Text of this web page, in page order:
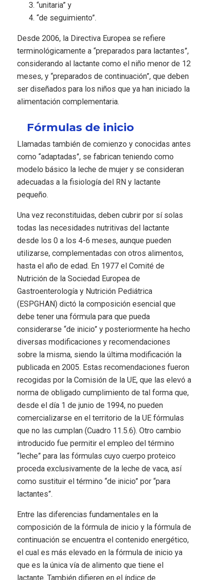
“unitaria” y
“de seguimiento”.
Desde 2006, la Directiva Europea se refiere
terminológicamente a “preparados para lactantes”,
considerando al lactante como el niño menor de 12
meses, y “preparados de continuación”, que deben
ser diseñados para los niños que ya han iniciado la
alimentación complementaria.
Fórmulas de inicio
Llamadas también de comienzo y conocidas antes
como “adaptadas”, se fabrican teniendo como
modelo básico la leche de mujer y se consideran
adecuadas a la fisiología del RN y lactante
pequeño.
Una vez reconstituidas, deben cubrir por sí solas
todas las necesidades nutritivas del lactante
desde los 0 a los 4-6 meses, aunque pueden
utilizarse, complementadas con otros alimentos,
hasta el año de edad. En 1977 el Comité de
Nutrición de la Sociedad Europea de
Gastroenterología y Nutrición Pediátrica
(ESPGHAN) dictó la composición esencial que
debe tener una fórmula para que pueda
considerarse “de inicio” y posteriormente ha hecho
diversas modificaciones y recomendaciones
sobre la misma, siendo la última modificación la
publicada en 2005. Estas recomendaciones fueron
recogidas por la Comisión de la UE, que las elevó a
norma de obligado cumplimiento de tal forma que,
desde el día 1 de junio de 1994, no pueden
comercializarse en el territorio de la UE fórmulas
que no las cumplan (Cuadro 11.5.6). Otro cambio
introducido fue permitir el empleo del término
“leche” para las fórmulas cuyo cuerpo proteico
proceda exclusivamente de la leche de vaca, así
como sustituir el término “de inicio” por “para
lactantes”.
Entre las diferencias fundamentales en la
composición de la fórmula de inicio y la fórmula de
continuación se encuentra el contenido energético,
el cual es más elevado en la fórmula de inicio ya
que es la única vía de alimento que tiene el
lactante. También difieren en el índice de